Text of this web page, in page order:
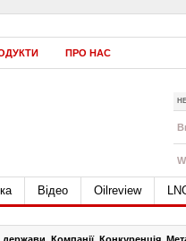
ПРО НАС
Відео Oilreview